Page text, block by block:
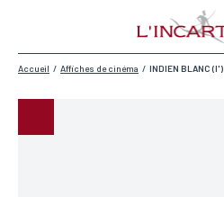
Accueil / Affiches de cinéma / INDIEN BLANC (l')